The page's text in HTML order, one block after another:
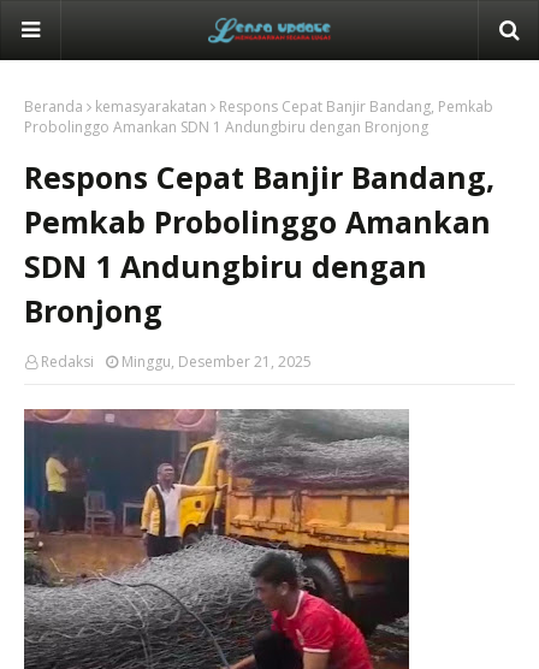
Beranda kemasyarakatan
Respons Cepat Banjir Bandang, Pemkab
Probolinggo Amankan SDN 1 Andungbiru dengan Bronjong
Respons Cepat Banjir Bandang,
Pemkab Probolinggo Amankan
SDN 1 Andungbiru dengan
Bronjong
Redaksi Minggu, Desember 21, 2025